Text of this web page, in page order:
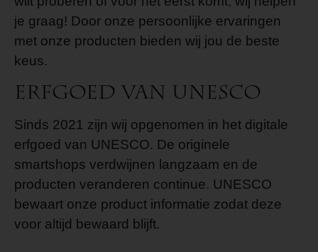
je graag! Door onze persoonlijke ervaringen
met onze producten bieden wij jou de beste
keus.
Erfgoed van UNESCO
Sinds 2021 zijn wij opgenomen in het digitale
erfgoed van UNESCO. De originele
smartshops verdwijnen langzaam en de
producten veranderen continue. UNESCO
bewaart onze product informatie zodat deze
voor altijd bewaard blijft.